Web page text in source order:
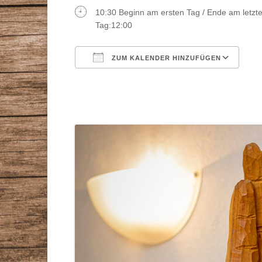
STAMMTISCHE
ZEITSCHRIFT
PRESSE
10:30 Beginn am ersten Tag / Ende am
Tag:12:00
ZUM KALENDER HINZUFÜGEN